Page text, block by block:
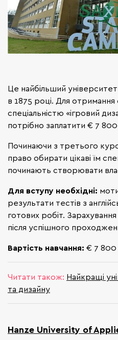
Це найбільший
в 1875 році. Для отримання
спеціальністю «ігровий
потрібно заплатити € 7 800
Починаючи з третього
право обирати цікаві їм
починають створювати
Для вступу необхідні:
результати тестів з
готових робіт.
після успішного
Вартість навчання: € 7 800
Читати також: Найкращі
та дизайну
Hanze University of